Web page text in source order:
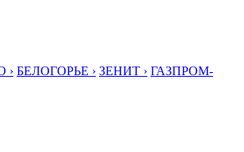
› БЕЛОГОРЬЕ › ЗЕНИТ › ГАЗПРОМ-